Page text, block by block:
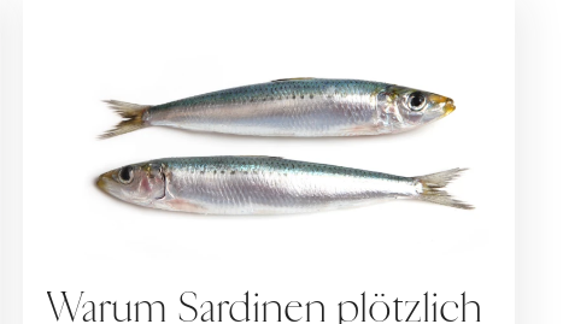
Warum Sardinen plötzlich